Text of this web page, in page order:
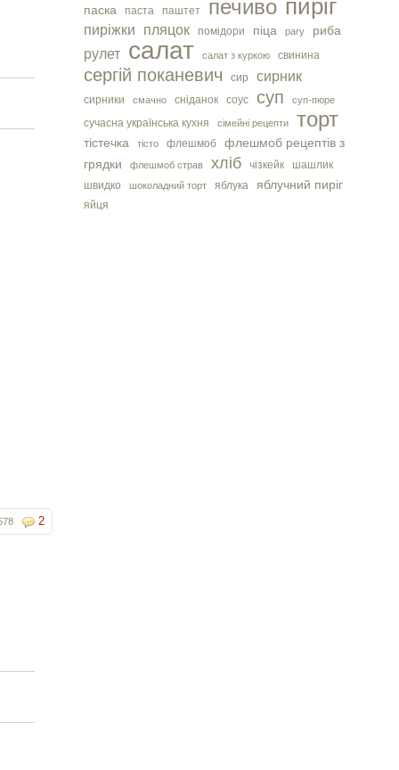
паска паста паштет печиво пиріг
пиріжки пляцок помідори піца рагу риба
рулет салат салат з куркою свинина
сергiй поканевич сир сирник
сирники смачно сніданок соус суп суп-пюре
сучасна українська кухня сімейні рецепти торт
тістечка тісто флешмоб
флешмоб рецептів з
грядки
флешмоб страв хліб чізкейк
шашлик
швидко
шоколадний торт яблука яблучний пиріг
яйця
2